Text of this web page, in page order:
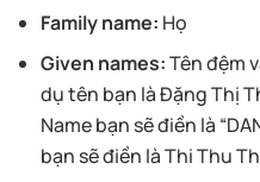
Family name: Họ
Given names:Tên đệm
dụ tên bạn làĐặng Thị
Name bạn sẽ điền là “
bạn sẽ điền làThi Thu